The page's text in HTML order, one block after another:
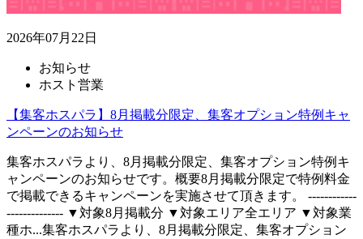
2026年07月22日
お知らせ
ホスト営業
【集客ホスパラ】8月掲載分限定、集客オプション特例キャ
ンペーンのお知らせ
集客ホスパラより、8月掲載分限定、集客オプション特例キ
ャンペーンのお知らせです。概要8月掲載分限定で特例料金
で掲載できるキャンペーンを実施させて頂きます。 ------------
-------------- ▼対象8月掲載分 ▼対象エリア全エリア ▼対象業
種ホ...集客ホスパラより、8月掲載分限定、集客オプション